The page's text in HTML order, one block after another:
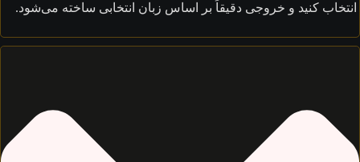
کنید و خروجی دقیقاً بر اساس زبان انتخابی ساخته می‌شود.